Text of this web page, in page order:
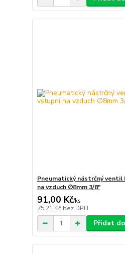
Pneumatický nástrčný ventil
na vzduch ∅8mm 3/8"
91,00 Kč/ks
75,21 Kč bez DPH
Přidat